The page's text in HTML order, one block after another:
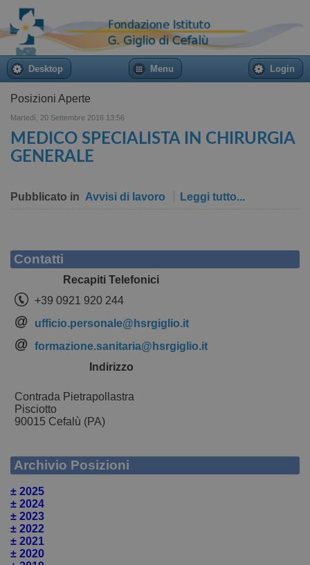
Desktop Menu Login
Posizioni Aperte
Martedì, 20 Settembre 2016 13:56
MEDICO SPECIALISTA IN CHIRURGIA
GENERALE
Pubblicato in Avvisi di lavoro Leggi tutto...
Contatti
Recapiti Telefonici
+39 0921 920 244
ufficio.personale@hsrgiglio.it
formazione.sanitaria@hsrgiglio.it
Indirizzo
Contrada Pietrapollastra
Pisciotto
90015 Cefalù (PA)
Archivio Posizioni
± 2025
± 2024
± 2023
± 2022
± 2021
± 2020